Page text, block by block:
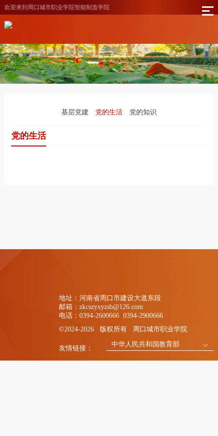
欢迎来到周口城市职业学院智能制造学院
基层党建 党的生活 党的知识
党的生活
地址：河南省周口市建设大道东段
邮箱：zkcszyxyzsb@126.com
电话：0394-2600666 0394-2900666
©2024-2026 版权所有 周口城市职业学院
友情链接：
中华人民共和国教育部